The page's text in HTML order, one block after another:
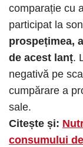
comparație cu
participat la
prospețimea,
de acest lanț.
negativă pe
cumpărare a
sale.
Citește și:
consumului